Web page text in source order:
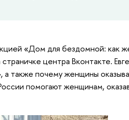
«Дом для бездомной: как
страничке центра Вконтакте.
а также почему женщины
помогают женщинам,